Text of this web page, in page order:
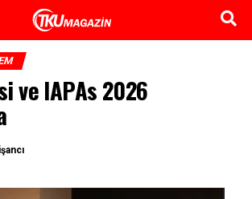
ve IAPAs 2026